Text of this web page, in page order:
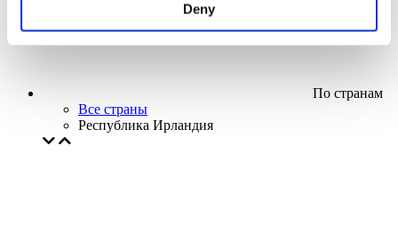
Deny
По странам
Все страны
Республика Ирландия